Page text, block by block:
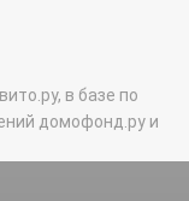
в базе по
домофонд.ру и